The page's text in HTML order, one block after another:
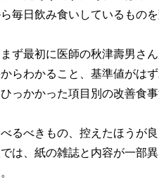
毎日飲み食いしているもの
ず最初に医師の秋津壽男さ
らわかること、基準値がは
っかかった項目別の改善食
るべきもの、控えたほうが
は、紙の雑誌と内容が一部